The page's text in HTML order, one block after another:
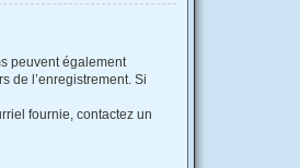
peuvent également
de l’enregistrement. Si
fournie, contactez un